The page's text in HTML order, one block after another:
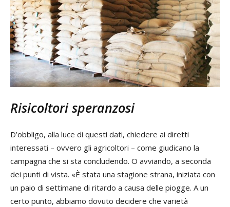
Risicoltori speranzosi
D’obbligo, alla luce di questi dati, chiedere ai diretti
interessati – ovvero gli agricoltori – come giudicano la
campagna che si sta concludendo. O avviando, a seconda
dei punti di vista. «È stata una stagione strana, iniziata con
un paio di settimane di ritardo a causa delle piogge. A un
certo punto, abbiamo dovuto decidere che varietà